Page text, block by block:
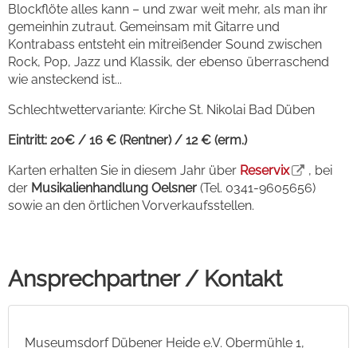
Blockflöte alles kann – und zwar weit mehr, als man ihr
gemeinhin zutraut. Gemeinsam mit Gitarre und
Kontrabass entsteht ein mitreißender Sound zwischen
Rock, Pop, Jazz und Klassik, der ebenso überraschend
wie ansteckend ist...
Schlechtwettervariante: Kirche St. Nikolai Bad Düben
Eintritt: 20€ / 16 € (Rentner) / 12 € (erm.)
Karten erhalten Sie in diesem Jahr über Reservix
, bei
der Musikalienhandlung Oelsner (Tel. 0341-9605656)
sowie an den örtlichen Vorverkaufsstellen.
Ansprechpartner / Kontakt
Museumsdorf Dübener Heide e.V. Obermühle 1,